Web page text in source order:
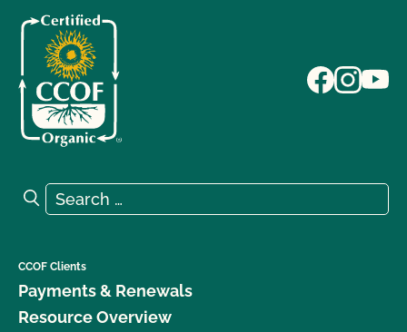
Search for:
Search
CCOF Clients
Payments & Renewals
Resource Overview